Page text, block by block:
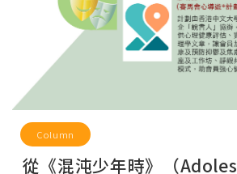
Column
從《混沌少年時》（